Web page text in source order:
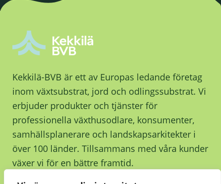
Kekkilä-BVB är ett av Europas ledande företag
inom växtsubstrat, jord och odlingssubstrat. Vi
erbjuder produkter och tjänster för
professionella växthusodlare, konsumenter,
samhällsplanerare och landskapsarkitekter i
över 100 länder. Tillsammans med våra kunder
växer vi för en bättre framtid.